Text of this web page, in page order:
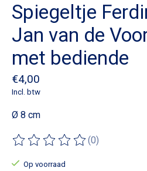
Spiegeltje
Jan van de
met bediende
€4,00
Incl. btw
Ø 8 cm
De beoordeling van dit product is
(0)
Op voorraad